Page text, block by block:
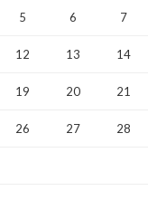
5 6 7
12 13 14
19 20 21
26 27 28